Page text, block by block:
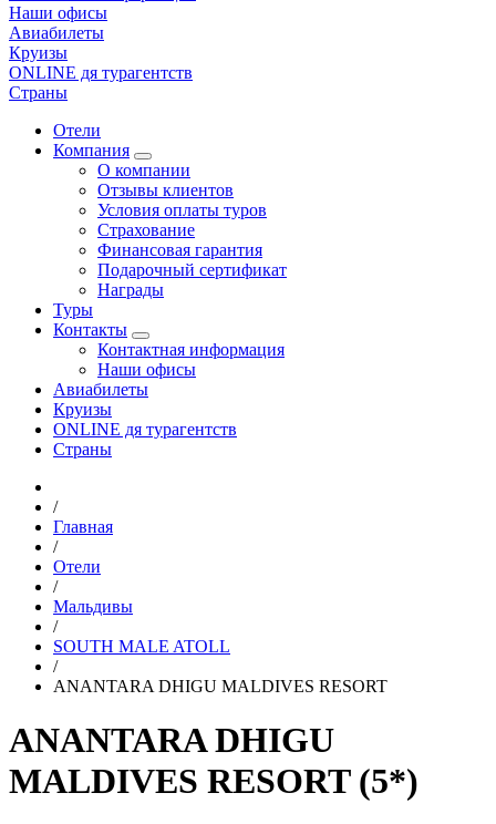
Наши офисы
Авиабилеты
Круизы
ONLINE дя турагентств
Страны
Отели
Компания
О компании
Отзывы клиентов
Условия оплаты туров
Страхование
Финансовая гарантия
Подарочный сертификат
Награды
Туры
Контакты
Контактная информация
Наши офисы
Авиабилеты
Круизы
ONLINE дя турагентств
Страны
/
Главная
/
Отели
/
Мальдивы
/
SOUTH MALE ATOLL
/
ANANTARA DHIGU MALDIVES RESORT
ANANTARA DHIGU
MALDIVES RESORT (5*)